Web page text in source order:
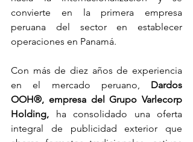
convierte en la primera empresa
peruana del sector en establecer
operaciones en Panamá.
Con más de diez años de experiencia
en el mercado peruano, Dardos
OOH®, empresa del Grupo Varlecorp
Holding, ha consolidado una oferta
integral de publicidad exterior que